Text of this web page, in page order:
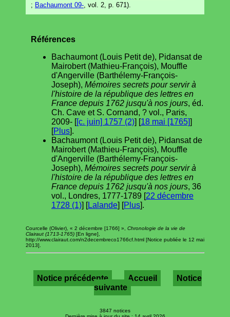
; Bachaumont 09- , vol. 2, p. 671).
Références
Bachaumont (Louis Petit de), Pidansat de
Mairobert (Mathieu-François), Mouffle
d'Angerville (Barthélemy-François-
Joseph), Mémoires secrets pour servir à
l'histoire de la république des lettres en
France depuis 1762 jusqu'à nos jours, éd.
Ch. Cave et S. Cornand, ? vol., Paris,
2009- [[c. juin] 1757 (2)] [18 mai [1765]]
[Plus].
Bachaumont (Louis Petit de), Pidansat de
Mairobert (Mathieu-François), Mouffle
d'Angerville (Barthélemy-François-
Joseph), Mémoires secrets pour servir à
l'histoire de la république des lettres en
France depuis 1762 jusqu'à nos jours, 36
vol., Londres, 1777-1789 [22 décembre
1728 (1)] [Lalande] [Plus].
Courcelle (Olivier), « 2 décembre [1766] », Chronologie de la vie de
Clairaut (1713-1765) [En ligne],
http://www.clairaut.com/n2decembreco1766cf.html [Notice publiée le 12 mai
2013].
Notice précédente Accueil
Notice
suivante
3847 notices